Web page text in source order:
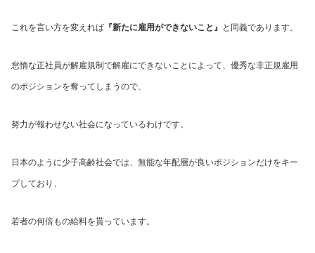
これを言い方を変えれば 『新たに雇用ができないこと』 と同義であります。
怠惰な正社員が解雇規制で解雇にできないことによって、優秀な非正規雇用
のポジションを奪ってしまうので、
努力が報わせない社会になっているわけです。
日本のように少子高齢社会では、無能な年配層が良いポジションだけをキー
プしており、
若者の何倍もの給料を貰っています。